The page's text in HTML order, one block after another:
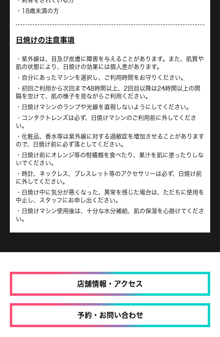
18歳未満の方
日焼けの注意事項
紫外線は、目及び皮膚に障害を与えることがあります。また、肌質や
肌の状態により、日焼けの効果には個人差があります。
自分にあったマシンを選択し、ご利用時間をお守りください。
初回ご利用から次回まで48時間以上、2回目以降は24時間以上の間
隔を空けて、肌の様子を見ながらご利用ください。
日焼けマシンのランプや光線を直視しないようにしてください。
コンタクトレンズは必ず、日焼けマシンのご利用前に外してくださ
い。
化粧品、香水等は紫外線に対する過敏症を増加させることがあります
ので、日焼け前に必ず落としてください。
日焼け前にオレンジ等の柑橘類を食べたり、果汁を肌に塗ったりしな
いでください。
時計、ネックレス、ブレスレット等のアクセサリーは必ず、日焼け前
に外してください。
日焼け中に気分が悪くなった、異常を感じた場合は、ただちに使用を
中止し、スタッフにお申し出ください。
日焼けマシン使用後は、十分な水分補給、肌の保湿を心掛けてくださ
い。
店舗情報・アクセス
予約・お問い合わせ